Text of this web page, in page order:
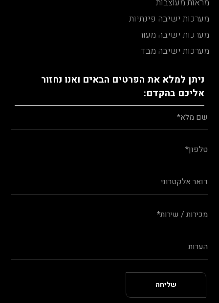
מראות מעוצבות
מערכות ישיבה פינתיות
מערכות ישיבה מעור
מערכות ישיבה מבד
ניתן למלא את הפרטים הבאים ואנו נחזור
אליכם בהקדם: